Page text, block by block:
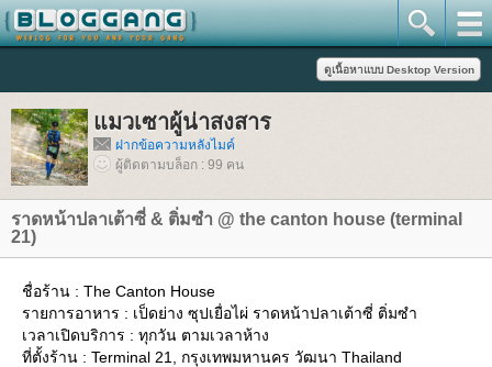
มวเซาผู้น่าสงสาร
ฝากข้อความหลังไมค์
ผู้ติดตามบล็อก : 99 คน
ราดหน้าปลาเต้าซี่ & ติ่มซำ @ the canton house (terminal
21)
ชื่อร้าน : The Canton House
รายการอาหาร : เป็ดย่าง ซุปเยื่อไผ่ ราดหน้าปลาเต้าซี่ ติ่มซำ
เวลาเปิดบริการ : ทุกวัน ตามเวลาห้าง
ที่ตั้งร้าน : Terminal 21, กรุงเทพมหานคร วัฒนา Thailand